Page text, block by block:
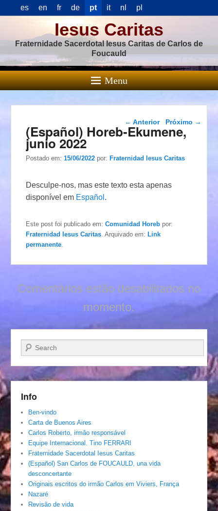
es en fr de pt it nl pl
Iesus Caritas
Fraternidade Sacerdotal Iesus Caritas de Carlos de
Foucauld
Menu
Navegação das
postagens
← Anterior Próximo →
(Español) Horeb-Ekumene,
junio 2022
Postado em:15/06/2022 por:Fraternidad Iesus Caritas
Desculpe-nos, mas este texto esta apenas
disponível em Español .
Este post foi publicado em:Comunidad Horeb por:
Fraternidad Iesus Caritas . Arquivado em:Link
permanente
Comentários estão desabilitados no
momento.
Pesquisar…
Info
Ben-vindo
Carta de Buenos Aires
Carlos Roberto, irmâo responsável
Equipe Internacional. Tino FERRARI
Fraternidade Sacerdotal Iesus Caritas
(Español) San Carlos de FOUCAULD, una vida
desconcertante
Originais escritos do irmão Carlos em Viviers, França
Nazaré
Revisão de vida